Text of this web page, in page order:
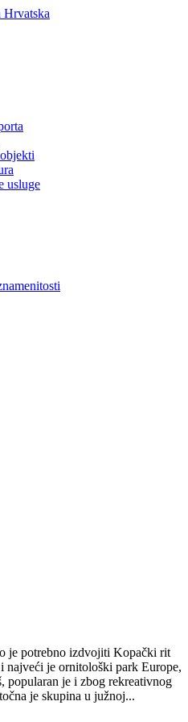
usluge
je potrebno izdvojiti Kopački rit
najveći je ornitološki park Europe,
popularan je i zbog rekreativnog
je skupina u južnoj...